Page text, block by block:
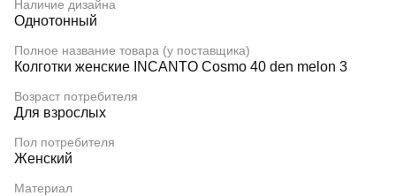
Наличие дизайна
Однотонный
Полное название товара (у поставщика)
Колготки женские INCANTO Cosmo 40 den melon 3
Возраст потребителя
Для взрослых
Пол потребителя
Женский
Материал